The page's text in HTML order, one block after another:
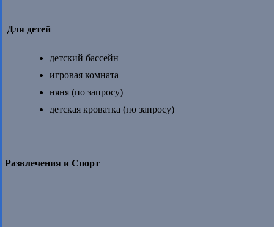
Для детей
детский бассейн
игровая комната
няня (по запросу)
детская кроватка (по запросу)
Развлечения и Спорт